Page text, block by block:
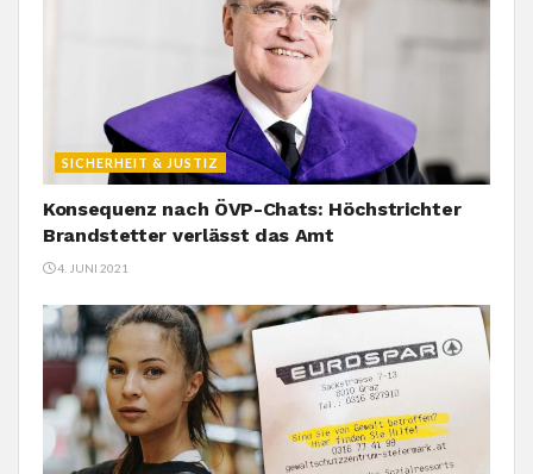
SICHERHEIT & JUSTIZ
Konsequenz nach ÖVP-Chats: Höchstrichter
Brandstetter verlässt das Amt
4. JUNI 2021